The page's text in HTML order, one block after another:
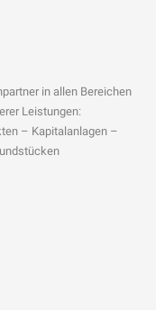
in allen Bereichen
Leistungen:
– Kapitalanlagen –